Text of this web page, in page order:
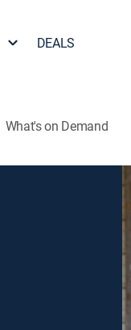
DEALS
What's on Demand